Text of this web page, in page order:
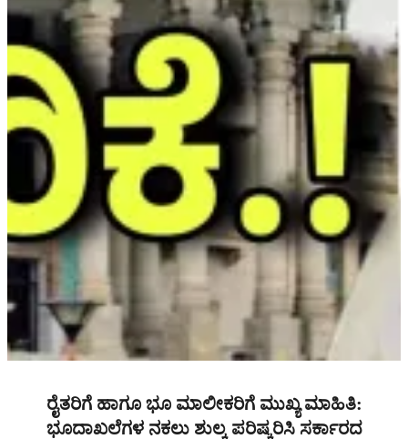
ರೈತರಿಗೆ ಹಾಗೂ ಭೂ ಮಾಲೀಕರಿಗೆ ಮುಖ್ಯ ಮಾಹಿತಿ:
ಭೂದಾಖಲೆಗಳ ನಕಲು ಶುಲ್ಕ ಪರಿಷ್ಕರಿಸಿ ಸರ್ಕಾರದ